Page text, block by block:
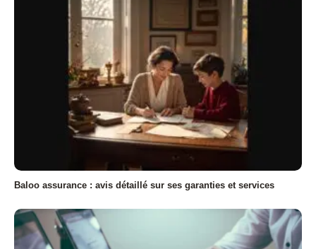
Baloo assurance : avis détaillé sur ses garanties et services